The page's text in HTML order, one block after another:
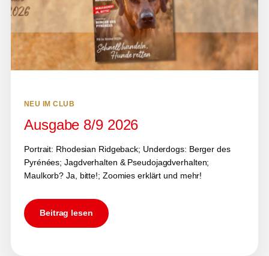
NEU IM CLUB
Ausgabe 8/9 2026
Portrait: Rhodesian Ridgeback; Underdogs: Berger des
Pyrénées; Jagdverhalten & Pseudojagdverhalten;
Maulkorb? Ja, bitte!; Zoomies erklärt und mehr!
Beitrag lesen